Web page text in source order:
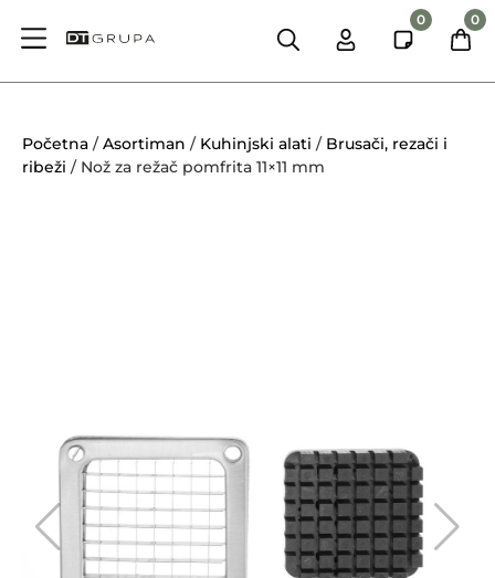
0 0
Početna /Asortiman / Kuhinjski alati / Brusači, rezači i
ribeži / Nož za režač pomfrita 11×11 mm